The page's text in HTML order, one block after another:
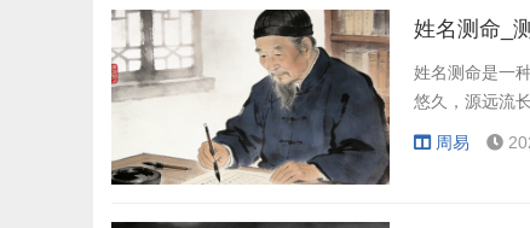
姓名测命_
姓名测命是一
悠久，源远流
周易